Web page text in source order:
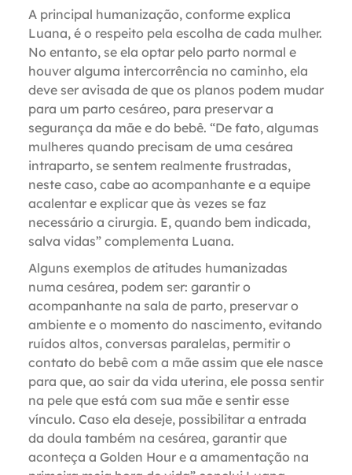
A principal humanização, conforme explica
Luana, é o respeito pela escolha de cada mulher.
No entanto, se ela optar pelo parto normal e
houver alguma intercorrência no caminho, ela
deve ser avisada de que os planos podem mudar
para um parto cesáreo, para preservar a
segurança da mãe e do bebê. “De fato, algumas
mulheres quando precisam de uma cesárea
intraparto, se sentem realmente frustradas,
neste caso, cabe ao acompanhante e a equipe
acalentar e explicar que às vezes se faz
necessário a cirurgia. E, quando bem indicada,
salva vidas” complementa Luana.
Alguns exemplos de atitudes humanizadas
numa cesárea, podem ser: garantir o
acompanhante na sala de parto, preservar o
ambiente e o momento do nascimento, evitando
ruídos altos, conversas paralelas, permitir o
contato do bebê com a mãe assim que ele nasce
para que, ao sair da vida uterina, ele possa sentir
na pele que está com sua mãe e sentir esse
vínculo. Caso ela deseje, possibilitar a entrada
da doula também na cesárea, garantir que
aconteça a Golden Hour e a amamentação na